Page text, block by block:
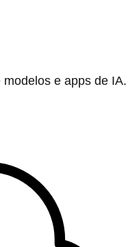
e apps de IA.